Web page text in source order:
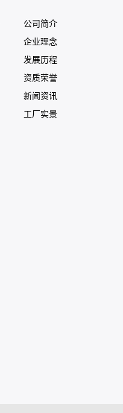
公司简介
企业理念
发展历程
资质荣誉
新闻资讯
工厂实景